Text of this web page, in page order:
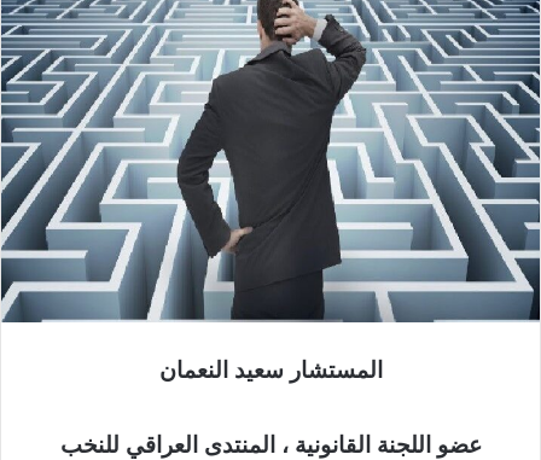
المستشار سعيد النعمان
عضو اللجنة القانونية ، المنتدى العراقي للنخب